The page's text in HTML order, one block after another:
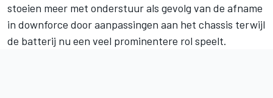
stoeien meer met onderstuur als gevolg van de afname
in downforce door aanpassingen aan het chassis terwijl
de batterij nu een veel prominentere rol speelt.